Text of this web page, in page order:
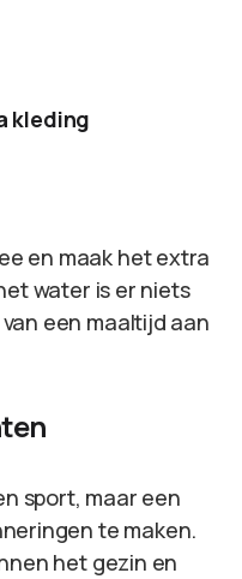
kleding
en maak het extra
water is er niets
een maaltijd aan
sport, maar een
te maken.
het gezin en